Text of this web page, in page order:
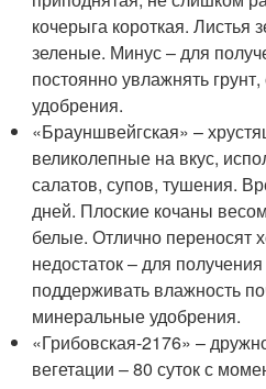
кочерыга короткая. Листья
зеленые. Минус – для
постоянно увлажнять
удобрения.
«Брауншвейгская» –
великолепные на вкус,
салатов, супов, тушения.
дней. Плоские кочаны
белые. Отлично переносят
недостаток – для
поддерживать влажность
минеральные удобрения.
«Грибовская-2176» –
вегетации – 80 суток с